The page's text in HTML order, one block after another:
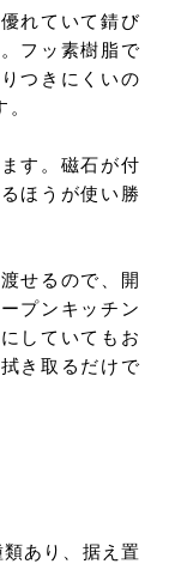
れていて錆び
フッ素樹脂で
つきにくいの
す。磁石が付
ほうが使い勝
せるので、開
プンキッチン
していてもお
き取るだけで
あり、据え置